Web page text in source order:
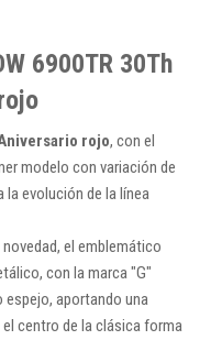
6900TR 30Th
rojo, con el
modelo con variación de
la evolución de la línea
el emblemático
con la marca "G"
espejo, aportando una
centro de la clásica forma